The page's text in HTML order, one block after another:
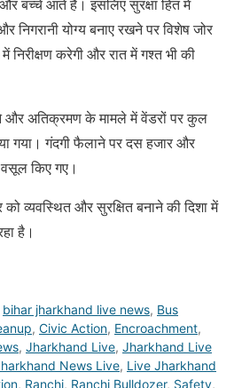
और बच्चे आते हैं। इसलिए सुरक्षा हित में
निगरानी योग्य बनाए रखने पर विशेष जोर
निरीक्षण करेगी और रात में गश्त भी की
और अतिक्रमण के मामले में वेंडरों पर कुल
गया। गंदगी फैलाने पर दस हजार और
किए गए।
व्यवस्थित और सुरक्षित बनाने की दिशा में
है।
bihar jharkhand live news, Bus
, Civic Action, Encroachment,
, Jharkhand Live, Jharkhand Live
News Live, Live Jharkhand
, Ranchi, Ranchi Bulldozer, Safety,